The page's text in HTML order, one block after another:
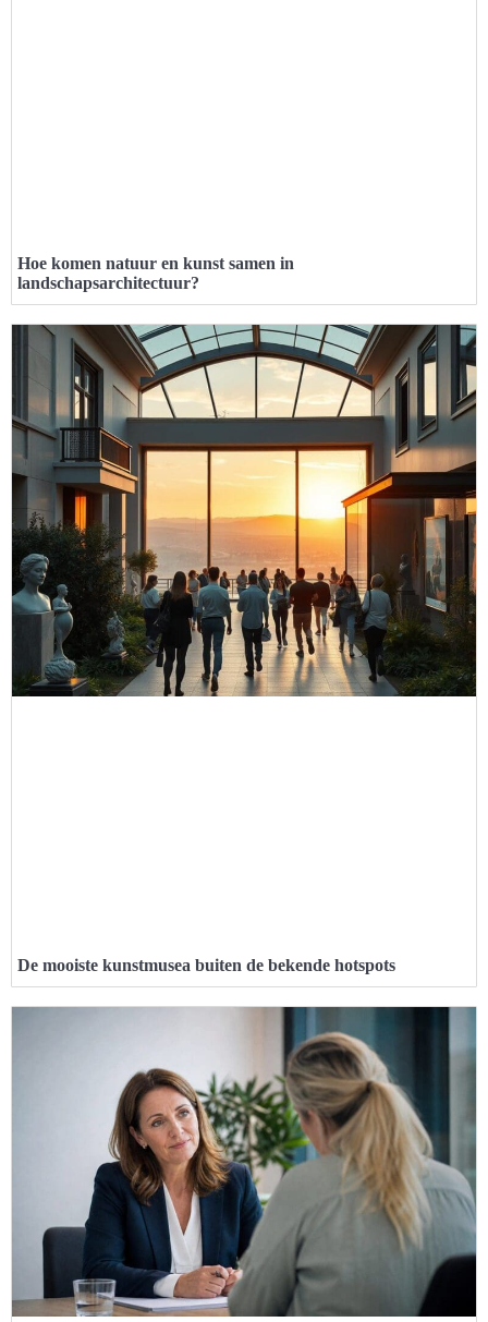
Hoe komen natuur en kunst samen in
landschapsarchitectuur?
De mooiste kunstmusea buiten de bekende hotspots